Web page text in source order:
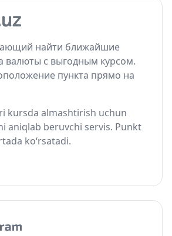
найти ближайшие
валюты с выгодным курсом.
пункта прямо на
kursda almashtirish uchun
aniqlab beruvchi servis. Punkt
ko‘rsatadi.